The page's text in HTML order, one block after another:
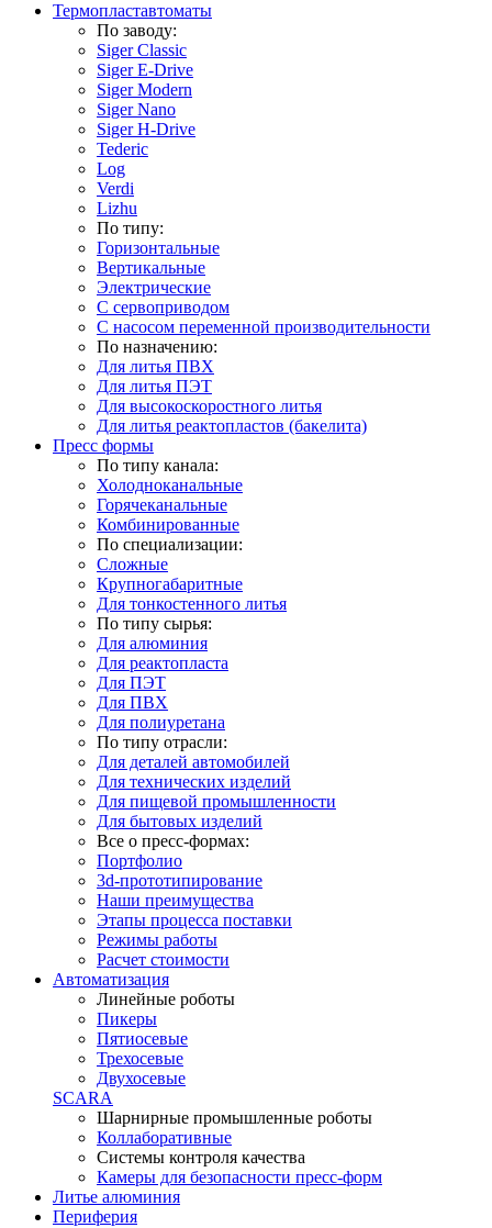
Термопластавтоматы
По заводу:
Siger Classic
Siger E-Drive
Siger Modern
Siger Nano
Siger H-Drive
Tederic
Log
Verdi
Lizhu
По типу:
Горизонтальные
Вертикальные
Электрические
С сервоприводом
С насосом переменной производительности
По назначению:
Для литья ПВХ
Для литья ПЭТ
Для высокоскоростного литья
Для литья реактопластов (бакелита)
Пресс формы
По типу канала:
Холодноканальные
Горячеканальные
Комбинированные
По специализации:
Сложные
Крупногабаритные
Для тонкостенного литья
По типу сырья:
Для алюминия
Для реактопласта
Для ПЭТ
Для ПВХ
Для полиуретана
По типу отрасли:
Для деталей автомобилей
Для технических изделий
Для пищевой промышленности
Для бытовых изделий
Все о пресс-формах:
Портфолио
3d-прототипирование
Наши преимущества
Этапы процесса поставки
Режимы работы
Расчет стоимости
Автоматизация
Линейные роботы
Пикеры
Пятиосевые
Трехосевые
Двухосевые
SCARA
Шарнирные промышленные роботы
Коллаборативные
Системы контроля качества
Камеры для безопасности пресс-форм
Литье алюминия
Периферия